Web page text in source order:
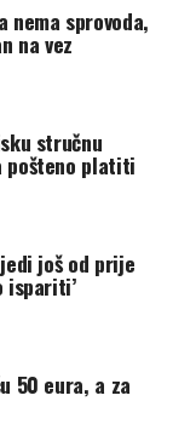
nema sprovoda,
na vez
stručnu
pošteno platiti
još od prije
ispariti’
50 eura, a za